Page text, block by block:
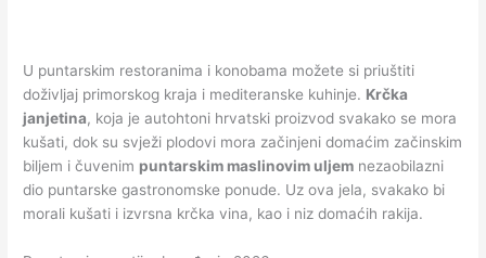
U puntarskim restoranima i konobama možete si priuštiti
doživljaj primorskog kraja i mediteranske kuhinje. Krčka
janjetina, koja je autohtoni hrvatski proizvod svakako se mora
kušati, dok su svježi plodovi mora začinjeni domaćim začinskim
biljem i čuvenim puntarskim maslinovim uljem nezaobilazni
dio puntarske gastronomske ponude. Uz ova jela, svakako bi
morali kušati i izvrsna krčka vina, kao i niz domaćih rakija.